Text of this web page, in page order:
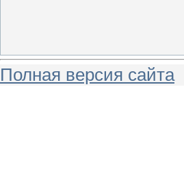
Полная версия сайта